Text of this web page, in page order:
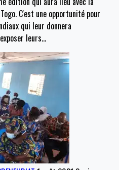
C'est une opportunité pour
qui leur donnera
leurs…